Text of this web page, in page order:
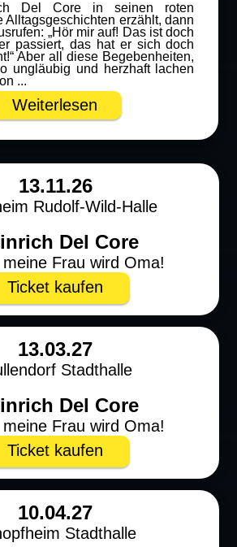
Del Core in seinen roten
Alltagsgeschichten erzählt, dann
„Hör mir auf! Das ist doch
passiert, das hat er sich doch
Aber all diese Begebenheiten,
ungläubig und herzhaft lachen
...
Weiterlesen
13.11.26
Rudolf-Wild-Halle
Del Core
Frau wird Oma!
Ticket kaufen
13.03.27
Stadthalle
Del Core
Frau wird Oma!
Ticket kaufen
10.04.27
Stadthalle